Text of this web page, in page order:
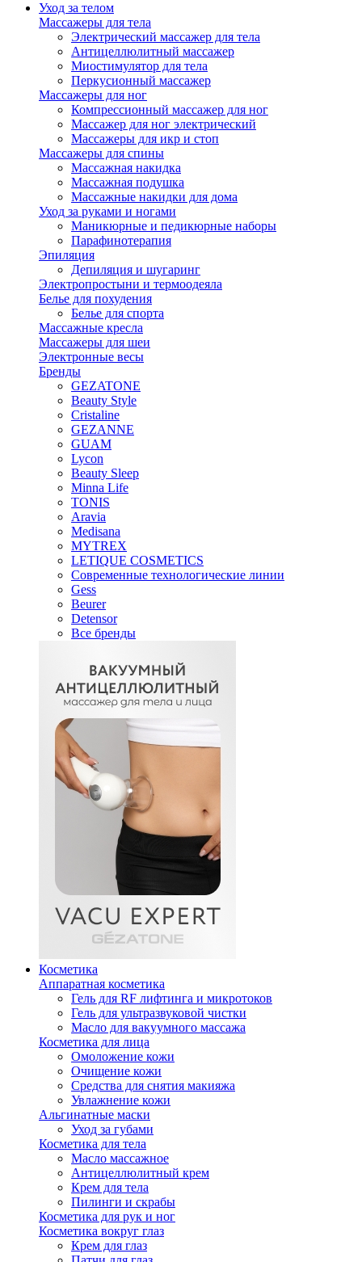
Уход за телом
Массажеры для тела
Электрический массажер для тела
Антицеллюлитный массажер
Миостимулятор для тела
Перкусионный массажер
Массажеры для ног
Компрессионный массажер для ног
Массажер для ног электрический
Массажеры для икр и стоп
Массажеры для спины
Массажная накидка
Массажная подушка
Массажные накидки для дома
Уход за руками и ногами
Маникюрные и педикюрные наборы
Парафинотерапия
Эпиляция
Депиляция и шугаринг
Электропростыни и термоодеяла
Белье для похудения
Белье для спорта
Массажные кресла
Массажеры для шеи
Электронные весы
Бренды
GEZATONE
Beauty Style
Cristaline
GEZANNE
GUAM
Lycon
Beauty Sleep
Minna Life
TONIS
Aravia
Medisana
MYTREX
LETIQUE COSMETICS
Современные технологические линии
Gess
Beurer
Detensor
Все бренды
Косметика
Аппаратная косметика
Гель для RF лифтинга и микротоков
Гель для ультразвуковой чистки
Масло для вакуумного массажа
Косметика для лица
Омоложение кожи
Очищение кожи
Средства для снятия макияжа
Увлажнение кожи
Альгинатные маски
Уход за губами
Косметика для тела
Масло массажное
Антицеллюлитный крем
Крем для тела
Пилинги и скрабы
Косметика для рук и ног
Косметика вокруг глаз
Крем для глаз